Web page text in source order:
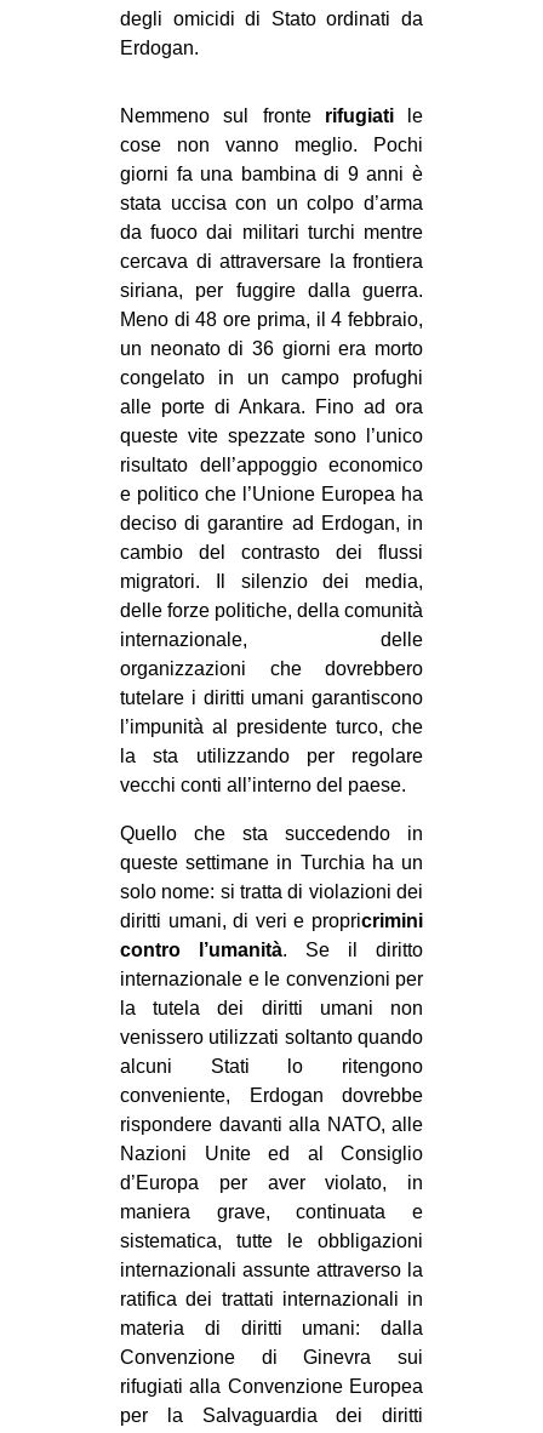
degli omicidi di Stato ordinati da
Erdogan.
Nemmeno sul fronte rifugiatile
cose non vanno meglio. Pochi
giorni fa una bambina di 9 anni è
stata uccisa con un colpo d’arma
da fuoco dai militari turchi mentre
cercava di attraversare la frontiera
siriana, per fuggire dalla guerra.
Meno di 48 ore prima, il 4 febbraio,
un neonato di 36 giorni era morto
congelato in un campo profughi
alle porte di Ankara. Fino ad ora
queste vite spezzate sono l’unico
risultato dell’appoggio economico
e politico che l’Unione Europea ha
deciso di garantire ad Erdogan, in
cambio del contrasto dei flussi
migratori. Il silenzio dei media,
delle forze politiche, della comunità
internazionale, delle
organizzazioni che dovrebbero
tutelare i diritti umani garantiscono
l’impunità al presidente turco, che
la sta utilizzando per regolare
vecchi conti all’interno del paese.
Quello che sta succedendo in
queste settimane in Turchia ha un
solo nome: si tratta di violazioni dei
diritti umani, di veri e propricrimini
contro l’umanità. Se il diritto
internazionale e le convenzioni per
la tutela dei diritti umani non
venissero utilizzati soltanto quando
alcuni Stati lo ritengono
conveniente, Erdogan dovrebbe
rispondere davanti alla NATO, alle
Nazioni Unite ed al Consiglio
d’Europa per aver violato, in
maniera grave, continuata e
sistematica, tutte le obbligazioni
internazionali assunte attraverso la
ratifica dei trattati internazionali in
materia di diritti umani: dalla
Convenzione di Ginevra sui
rifugiati alla Convenzione Europea
per la Salvaguardia dei diritti